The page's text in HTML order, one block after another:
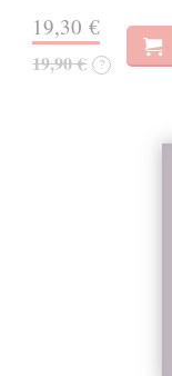
19,30 €
19,90 € ?